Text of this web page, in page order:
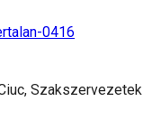
0416
Szakszervezetek